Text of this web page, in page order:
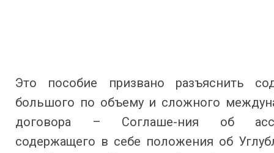
Это пособие призвано разъяснить
большого по объему и сложного
договора – Соглаше-ния об
содержащего в себе положения об